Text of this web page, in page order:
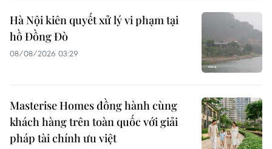
Hà Nội kiên quyết xử lý vi phạm tại
hồ Đồng Đò
08/08/2026 03:29
Masterise Homes đồng hành cùng
khách hàng trên toàn quốc với giải
pháp tài chính ưu việt